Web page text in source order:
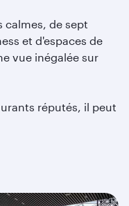
calmes, de sept
et d'espaces de
vue inégalée sur
réputés, il peut